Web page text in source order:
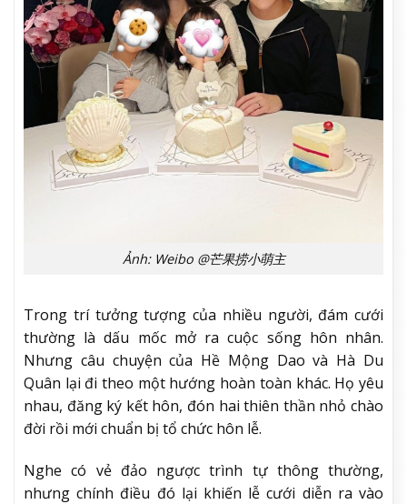
Ảnh: Weibo @芒果捞小萌主
Trong trí tưởng tượng của nhiều người, đám cưới
thường là dấu mốc mở ra cuộc sống hôn nhân.
Nhưng câu chuyện của Hề Mộng Dao và Hà Du
Quân lại đi theo một hướng hoàn toàn khác. Họ yêu
nhau, đăng ký kết hôn, đón hai thiên thần nhỏ chào
đời rồi mới chuẩn bị tổ chức hôn lễ.
Nghe có vẻ đảo ngược trình tự thông thường,
nhưng chính điều đó lại khiến lễ cưới diễn ra vào